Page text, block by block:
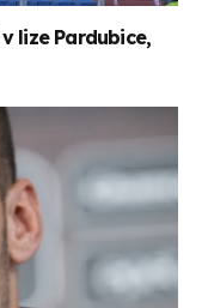
lize Pardubice,